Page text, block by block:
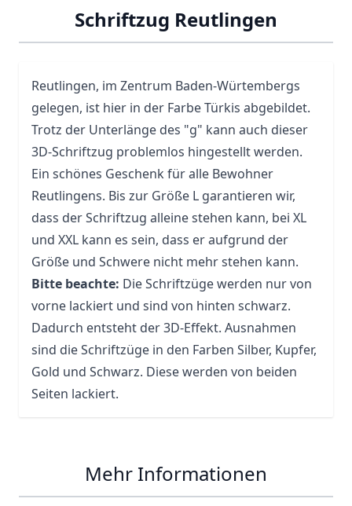
Schriftzug Reutlingen
Reutlingen, im Zentrum Baden-Würtembergs
gelegen, ist hier in der Farbe Türkis abgebildet.
Trotz der Unterlänge des "g" kann auch dieser
3D-Schriftzug problemlos hingestellt werden.
Ein schönes Geschenk für alle Bewohner
Reutlingens. Bis zur Größe L garantieren wir,
dass der Schriftzug alleine stehen kann, bei XL
und XXL kann es sein, dass er aufgrund der
Größe und Schwere nicht mehr stehen kann.
Bitte beachte: Die Schriftzüge werden nur von
vorne lackiert und sind von hinten schwarz.
Dadurch entsteht der 3D-Effekt. Ausnahmen
sind die Schriftzüge in den Farben Silber, Kupfer,
Gold und Schwarz. Diese werden von beiden
Seiten lackiert.
Mehr Informationen